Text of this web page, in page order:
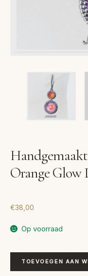
Orange Glow
€38,00
Op voorraad
Handgemaakte
Oorbellen
TOEVOEGEN AAN